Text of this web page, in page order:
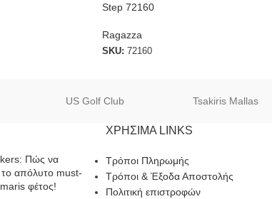
Step 72160
Ragazza
SKU: 72160
US Golf Club Tsakiris Mallas
Πώς να
το απόλυτο must-
φέτος!
ΧΡΗΣΙΜΑ LINKS
Τρόποι Πληρωμής
Τρόποι & Έξοδα Αποστολής
Πολιτική επιστροφών